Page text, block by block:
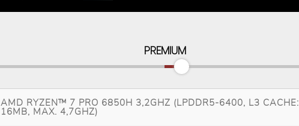
PREMIUM
AMD RYZEN™ 7 PRO 6850H 3,2GHZ (LPDDR5-6400, L3 CACHE:
16MB, MAX. 4,7GHZ)